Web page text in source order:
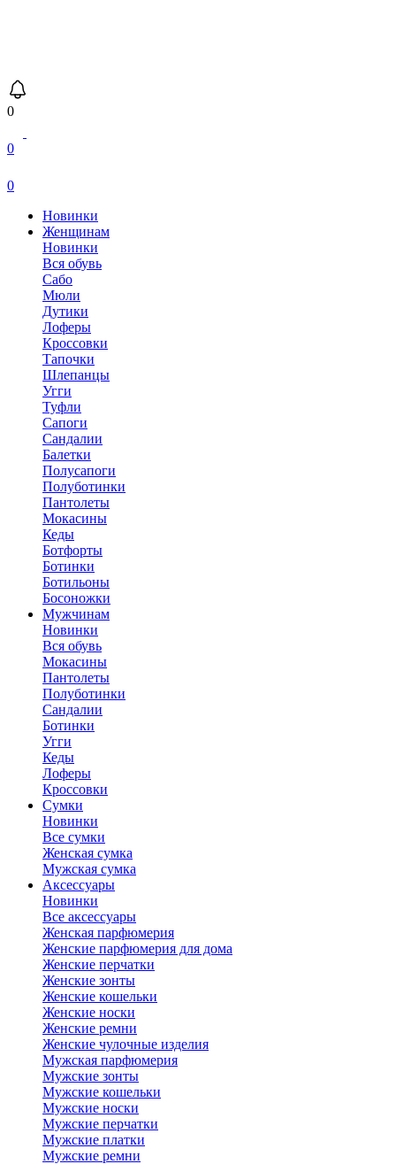
0
0
0
Новинки
Женщинам
Новинки
Вся обувь
Сабо
Мюли
Дутики
Лоферы
Кроссовки
Тапочки
Шлепанцы
Угги
Туфли
Сапоги
Сандалии
Балетки
Полусапоги
Полуботинки
Пантолеты
Мокасины
Кеды
Ботфорты
Ботинки
Ботильоны
Босоножки
Мужчинам
Новинки
Вся обувь
Мокасины
Пантолеты
Полуботинки
Сандалии
Ботинки
Угги
Кеды
Лоферы
Кроссовки
Сумки
Новинки
Все сумки
Женская сумка
Мужская сумка
Аксессуары
Новинки
Все аксессуары
Женская парфюмерия
Женские парфюмерия для дома
Женские перчатки
Женские зонты
Женские кошельки
Женские носки
Женские ремни
Женские чулочные изделия
Мужская парфюмерия
Мужские зонты
Мужские кошельки
Мужские носки
Мужские перчатки
Мужские платки
Мужские ремни